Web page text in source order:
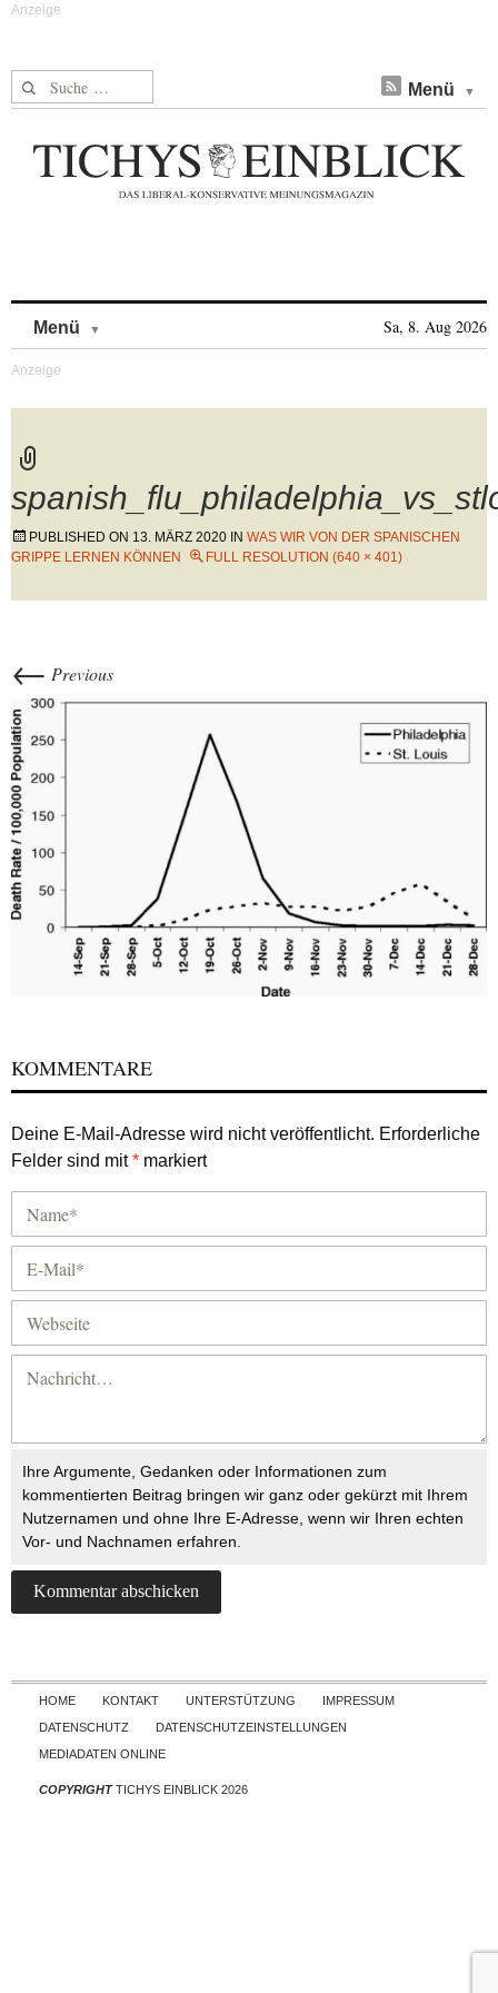
Suche nach: Menü
Menü Sa, 8. Aug 2026
PUBLISHED ON 13. MÄRZ 2020 IN WAS WIR VON DER SPANISCHEN
GRIPPE LERNEN KÖNNEN
FULL RESOLUTION (640 × 401)
← Previous
KOMMENTARE
Deine E-Mail-Adresse wird nicht veröffentlicht. Erforderliche
Felder sind mit* markiert
Ihre Argumente, Gedanken oder Informationen zum
kommentierten Beitrag bringen wir ganz oder gekürzt mit Ihrem
Nutzernamen und ohne Ihre E-Adresse, wenn wir Ihren echten
Vor- und Nachnamen erfahren.
Skip to content
HOME KONTAKT UNTERSTÜTZUNG
IMPRESSUM
DATENSCHUTZ
DATENSCHUTZEINSTELLUNGEN
MEDIADATEN ONLINE
COPYRIGHTTICHYS EINBLICK 2026